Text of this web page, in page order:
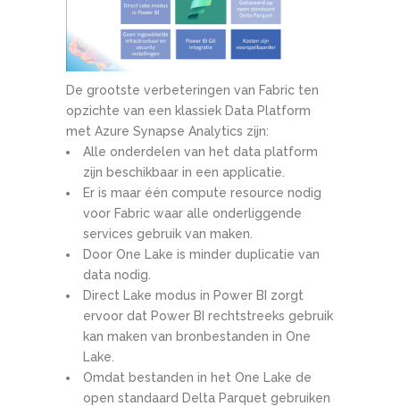
De grootste verbeteringen van Fabric ten
opzichte van een klassiek Data Platform
met Azure Synapse Analytics zijn:
Alle onderdelen van het data platform
zijn beschikbaar in een applicatie.
Er is maar één compute resource nodig
voor Fabric waar alle onderliggende
services gebruik van maken.
Door One Lake is minder duplicatie van
data nodig.
Direct Lake modus in Power BI zorgt
ervoor dat Power BI rechtstreeks gebruik
kan maken van bronbestanden in One
Lake.
Omdat bestanden in het One Lake de
open standaard Delta Parquet gebruiken